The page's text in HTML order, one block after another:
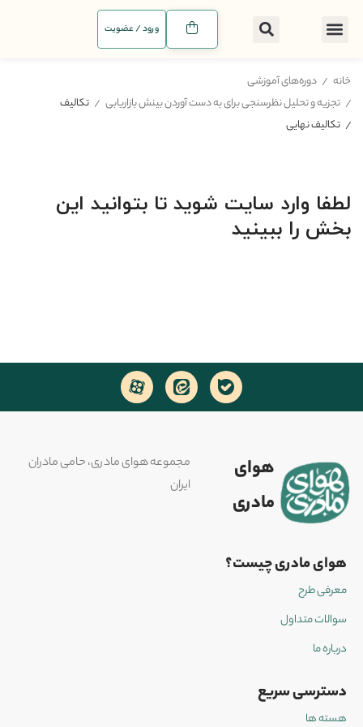
ورود / عضویت
خانه
دوره‌های آموزشی
تجزیه و تحلیل نظرسنجی برای به دست آوردن بینش بازاریابی
تکالیف
تکالیف نهایی
لطفا وارد سایت شوید تا بتوانید این
بخش را ببینید
هوای
مادری
مجموعه هوای مادری، حامی مادران
ایران
هوای مادری چیست؟
معرفی طرح
سوالات متداول
درباره ما
دسترسی سریع
هسته ها